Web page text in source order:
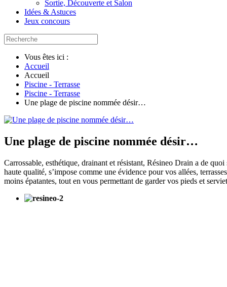
Sortie, Découverte et Salon
Idées & Astuces
Jeux concours
Vous êtes ici :
Accueil
Accueil
Piscine - Terrasse
Piscine - Terrasse
Une plage de piscine nommée désir…
Une plage de piscine nommée désir…
Carrossable, esthétique, drainant et résistant, Résineo Drain a de
haute qualité, s’impose comme une évidence pour vos allées,
moins épatantes, tout en vous permettant de garder vos pieds et